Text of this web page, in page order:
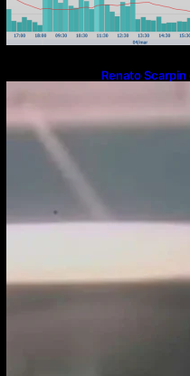
Renato
plateia de